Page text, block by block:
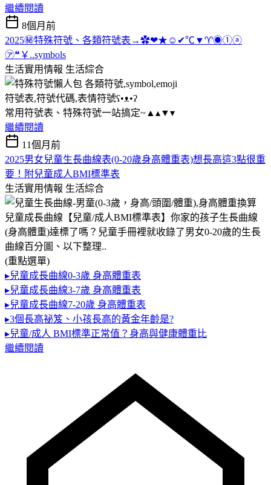
繼續閱讀
8個月前
2025㊙特殊符號、各類符號表→✿❤★☺✔℃▼♈◉①ⓐ
㋐❝￥..symbols
生活實用情報 生活綜合
符號表,符號代碼,表情符號ʕ•ᴥ•ʔ
常用符號表、特殊符號一站搞定~▲▴▼▾
繼續閱讀
11個月前
2025男女兒童生長曲線表(0-20歲身高體重表)想長高這3點很重
要！附兒童成人BMI標準表
生活實用情報 生活綜合
兒童成長曲線【兒童/成人BMI標準表】你家的孩子生長曲線
(身高體重)達標了嗎？兒童手冊裡就收錄了男女0-20歲的生長
曲線百分圖、以下整理..
(重點選單)
▸兒童成長曲線0-3歲 身高體重表
▸兒童成長曲線3-7歲 身高體重表
▸兒童成長曲線7-20歲 身高體重表
▸3個長高祕笈、小孩長高的黃金年齡是?
▸兒童/成人 BMI標準正常值？身高與健康體重比
繼續閱讀